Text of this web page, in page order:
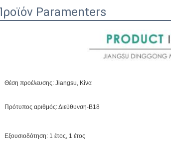
Paramenters
Θέση προέλευσης: Jiangsu, Κίνα
Πρότυπος αριθμός: Διεύθυνση-B18
Εξουσιοδότηση: 1 έτος, 1 έτος